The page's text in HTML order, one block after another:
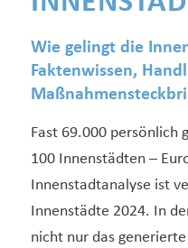
Wie gelingt die
Faktenwissen,
Fast 69.000 persönlich
100 Innenstädten –
Innenstadtanalyse ist
Innenstädte 2024. In
nicht nur das